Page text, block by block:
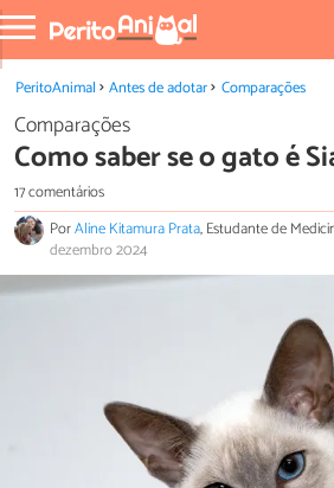
PeritoAnimal Antes de adotar Comparações
Comparações
Como saber se o gato é
17 comentários
PorAline Kitamura Prata, Estudante de
dezembro 2024